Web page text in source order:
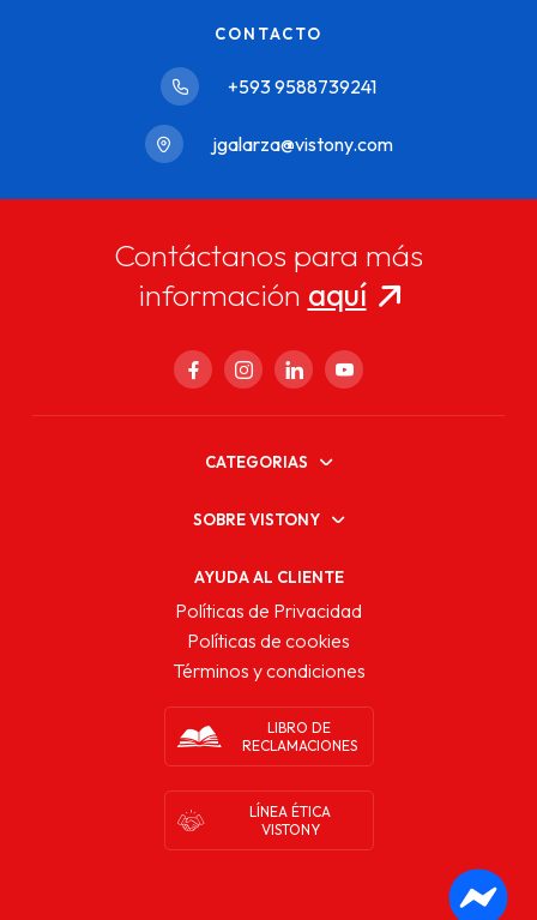
CONTACTO
+593 9588739241
jgalarza@vistony.com
Contáctanos para más
información aquí
CATEGORIAS
SOBRE VISTONY
AYUDA AL CLIENTE
Políticas de Privacidad
Políticas de cookies
Términos y condiciones
LIBRO DE
RECLAMACIONES
LÍNEA ÉTICA
VISTONY